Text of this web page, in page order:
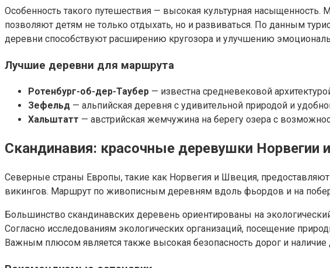
Особенность такого путешествия — высокая культурная
позволяют детям не только отдыхать, но и развиваться. По данным
деревни способствуют расширению кругозора и улучшению
Лучшие деревни для маршрута
Ротенбург-об-дер-Таубер — известна средневековой
Зефельд — альпийская деревня с удивительной природой и
Хальштатт — австрийская жемчужина на берегу озера с
Скандинавия: красочные деревушки Норвегии
Северные страны Европы, такие как Норвегия и Швеция,
викингов. Маршрут по живописным деревням вдоль фьордов и на
Большинство скандинавских деревень ориентированы на
Согласно исследованиям экологических организаций, посещение
Важным плюсом является также высокая безопасность дорог и